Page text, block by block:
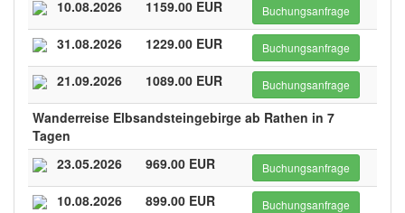
10.08.2026 1159.00 EUR Buchungsanfrage
31.08.2026 1229.00 EUR Buchungsanfrage
21.09.2026 1089.00 EUR Buchungsanfrage
Wanderreise Elbsandsteingebirge ab Rathen in 7
Tagen
23.05.2026
969.00 EUR Buchungsanfrage
10.08.2026 899.00 EUR Buchungsanfrage